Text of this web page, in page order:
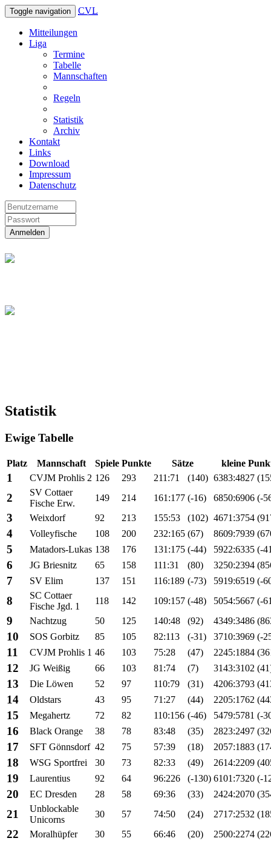
Toggle navigation CVL
Mitteilungen
Liga
Termine
Tabelle
Mannschaften
Regeln
Statistik
Archiv
Kontakt
Links
Download
Impressum
Datenschutz
Anmelden
Statistik
Ewige Tabelle
Platz Mannschaft Spiele Punkte Sätze kleine
1 CVJM Prohlis 2 126 293 211:71 (140) 6383:4827
2
SV Cottaer
Fische Erw.
149 214 161:177 (-16) 6850:6906 (-
3 Weixdorf 92 213 155:53 (102) 4671:3754
4 Volleyfische 108 200 232:165 (67) 8609:7939
5 Matadors-Lukas 138 176 131:175 (-44) 5922:6335 (-
6 JG Briesnitz 65 158 111:31 (80) 3250:2394
7 SV Elim 137 151 116:189 (-73) 5919:6519 (-
8
SC Cottaer
Fische Jgd. 1
118 142 109:157 (-48) 5054:5667 (-
9 Nachtzug 50 125 140:48 (92) 4349:3486
10 SOS Gorbitz 85 105 82:113 (-31) 3710:3969 (-
11 CVJM Prohlis 1 46 103 75:28 (47) 2245:1884
12 JG Weißig 66 103 81:74 (7) 3143:3102
13 Die Löwen 52 97 110:79 (31) 4206:3793
14 Oldstars 43 95 71:27 (44) 2205:1762
15 Megahertz 72 82 110:156 (-46) 5479:5781 (-
16 Black Orange 38 78 83:48 (35) 2823:2497
17 SFT Gönnsdorf 42 75 57:39 (18) 2057:1883
18 WSG Sportfrei 30 73 82:33 (49) 2614:2209
19 Laurentius 92 64 96:226 (-130) 6101:7320 (-
20 EC Dresden 28 58 69:36 (33) 2424:2070
21
Unblockable
Unicorns
30 57 74:50 (24) 2717:2532
22 Moralhüpfer 30 55 66:46 (20) 2500:2274